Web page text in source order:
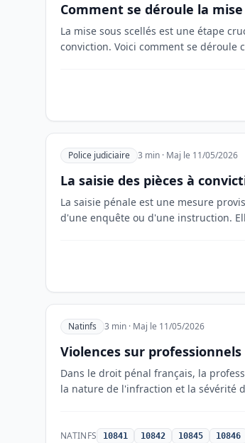
Comment se déroule la
La mise sous scellés est une étape
conviction. Voici comment se déroule
Police judiciaire 3 min · Maj le 11/05/2026
La saisie des pièces à
La saisie pénale est une mesure
d'une enquête ou d'une instruction.
Natinfs 3 min · Maj le 11/05/2026
Violences sur
Dans le droit pénal français, la
la nature de l'infraction et la sévérité
NATINFS 10841 10842 10845 10846